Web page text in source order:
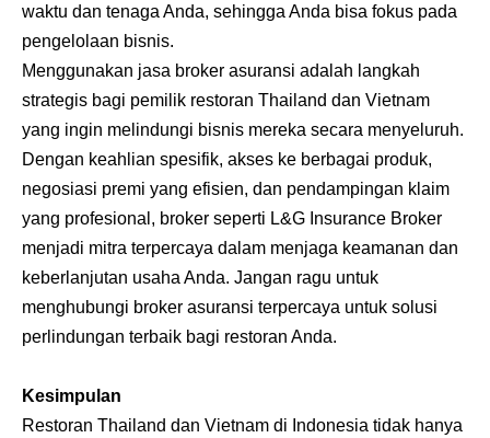
waktu dan tenaga Anda, sehingga Anda bisa fokus pada
pengelolaan bisnis.
Menggunakan jasa broker asuransi adalah langkah
strategis bagi pemilik restoran Thailand dan Vietnam
yang ingin melindungi bisnis mereka secara menyeluruh.
Dengan keahlian spesifik, akses ke berbagai produk,
negosiasi premi yang efisien, dan pendampingan klaim
yang profesional, broker seperti L&G Insurance Broker
menjadi mitra terpercaya dalam menjaga keamanan dan
keberlanjutan usaha Anda. Jangan ragu untuk
menghubungi broker asuransi terpercaya untuk solusi
perlindungan terbaik bagi restoran Anda.
Kesimpulan
Restoran Thailand dan Vietnam di Indonesia tidak hanya